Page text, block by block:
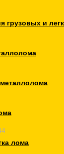
грузовых и
лома